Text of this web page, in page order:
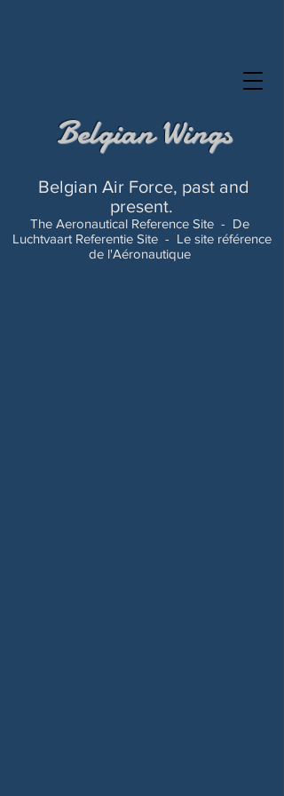
Belgian Air Force, past and
present.
The Aeronautical Reference Site - De
Luchtvaart Referentie Site - Le site référence
de l'Aéronautique
Belgian Wings